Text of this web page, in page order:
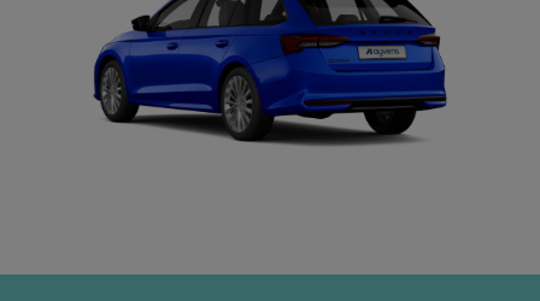
e
n